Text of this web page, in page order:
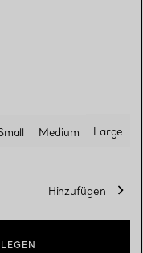
Medium
Large
Hinzufügen